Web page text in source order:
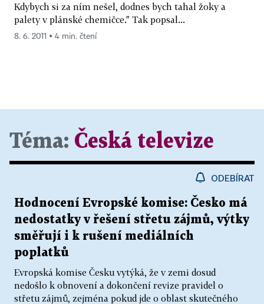
Kdybych si za ním nešel, dodnes bych tahal žoky a
palety v plánské chemičce." Tak popsal...
8. 6. 2011 ▪ 4 min. čtení
Téma: Česká televize
ODEBÍRAT
Hodnocení Evropské komise: Česko má
nedostatky v řešení střetu zájmů, výtky
směřují i k rušení mediálních
poplatků
Evropská komise Česku vytýká, že v zemi dosud
nedošlo k obnovení a dokončení revize pravidel o
střetu zájmů, zejména pokud jde o oblast skutečného